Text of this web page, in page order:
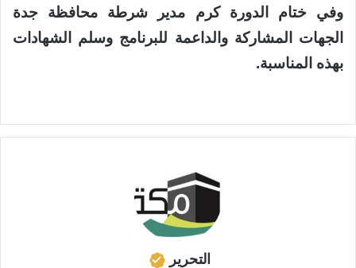
وفي ختام الدورة كرم مدير شرطة محافظة جدة
الجهات المشاركة والداعمة للبرنامج وسلم الشهادات
بهذه المناسبة.
التحرير